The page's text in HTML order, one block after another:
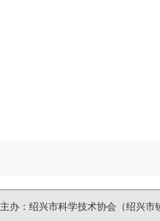
主办：绍兴市科学技术协会（绍兴市